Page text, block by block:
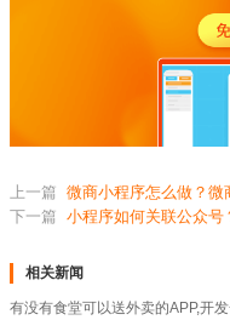
上一篇 微商小程序怎么做？微
下一篇 小程序如何关联公众号
相关新闻
有没有食堂可以送外卖的APP,开